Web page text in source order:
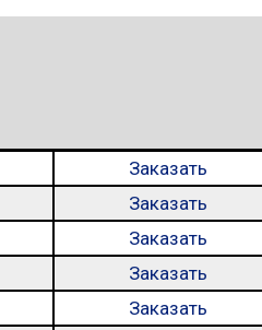
Заказать
Заказать
Заказать
Заказать
Заказать